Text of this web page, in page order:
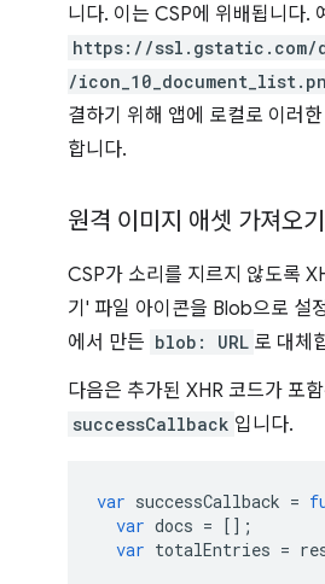
니다. 이는 CSP에 위배됩니다.
https://ssl.gstatic.com/
/
결하기 위해 앱에 로컬로 이러
합니다.
원격 이미지 애셋 가져오기
CSP가 소리를 지르지 않도록
기' 파일 아이콘을 Blob으로 설
에서 만든 blob: URL 로 대체
다음은 추가된 XHR 코드가 포
successCallback 입니다.
var successCallback =
var docs = [];
var totalEntries =